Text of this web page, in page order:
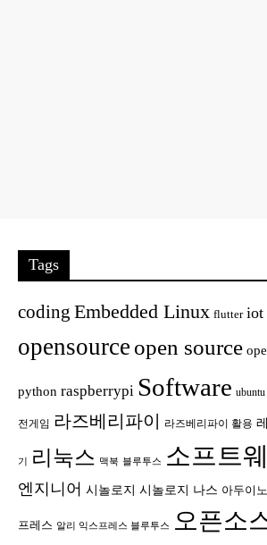
Tags
coding Embedded Linux flutter iot
opensource open source
python raspberrypi Software ubuntu
전게임 라즈베리파이 라즈베리파이 활용
기 리눅스 맥북 블루투스 소프트
엔지니어 시놀로지 시놀로지 나스 아두이노
프레스 알리 익스프레스 블루투스 오픈소